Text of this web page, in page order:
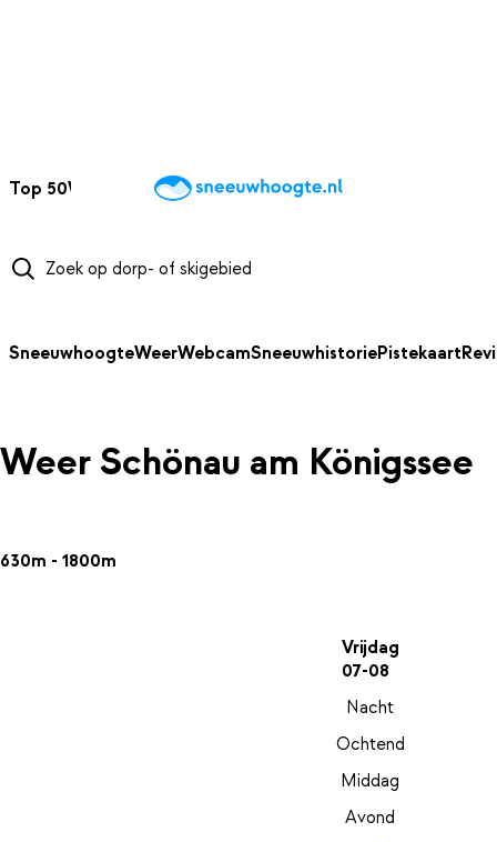
Top 50Webcams WintersportweerKaarten
SneeuwhoogteWeerWebcamSneeuwhistoriePistekaart
Weer Schönau am Königssee
630m - 1800m
Vrijdag
07-08
Nacht
Ochtend
Middag
Avond